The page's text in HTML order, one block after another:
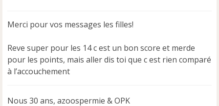
s
a
e
n
o
n
Merci pour vos messages les filles!
Reve super pour les 14 c est un bon score et merde
pour les points, mais aller dis toi que c est rien comparé
à l’accouchement
Nous 30 ans, azoospermie & OPK